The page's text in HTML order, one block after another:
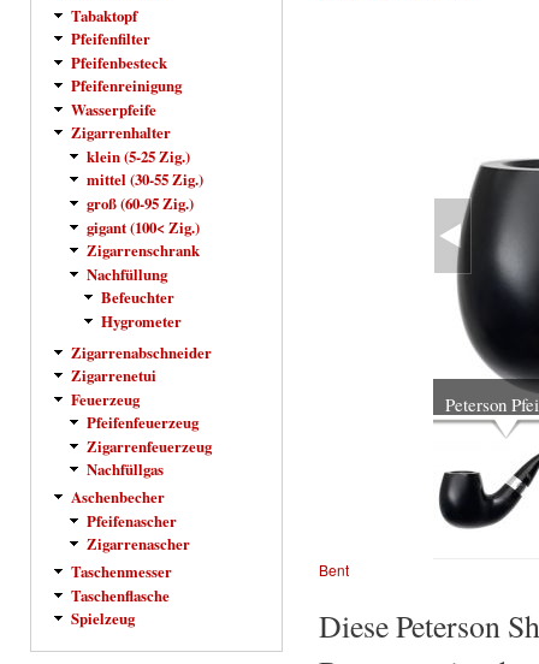
Tabaktopf
Pfeifenfilter
Pfeifenbesteck
Pfeifenreinigung
Wasserpfeife
Zigarrenhalter
klein (5-25 Zig.)
mittel (30-55 Zig.)
groß (60-95 Zig.)
gigant (100< Zig.)
Zigarrenschrank
Nachfüllung
Befeuchter
Hygrometer
Zigarrenabschneider
Zigarrenetui
Feuerzeug
Pfeifenfeuerzeug
Zigarrenfeuerzeug
Nachfüllgas
Aschenbecher
Pfeifenascher
Zigarrenascher
Taschenmesser
Taschenflasche
Spielzeug
Peterson
Bent
Diese Peterson